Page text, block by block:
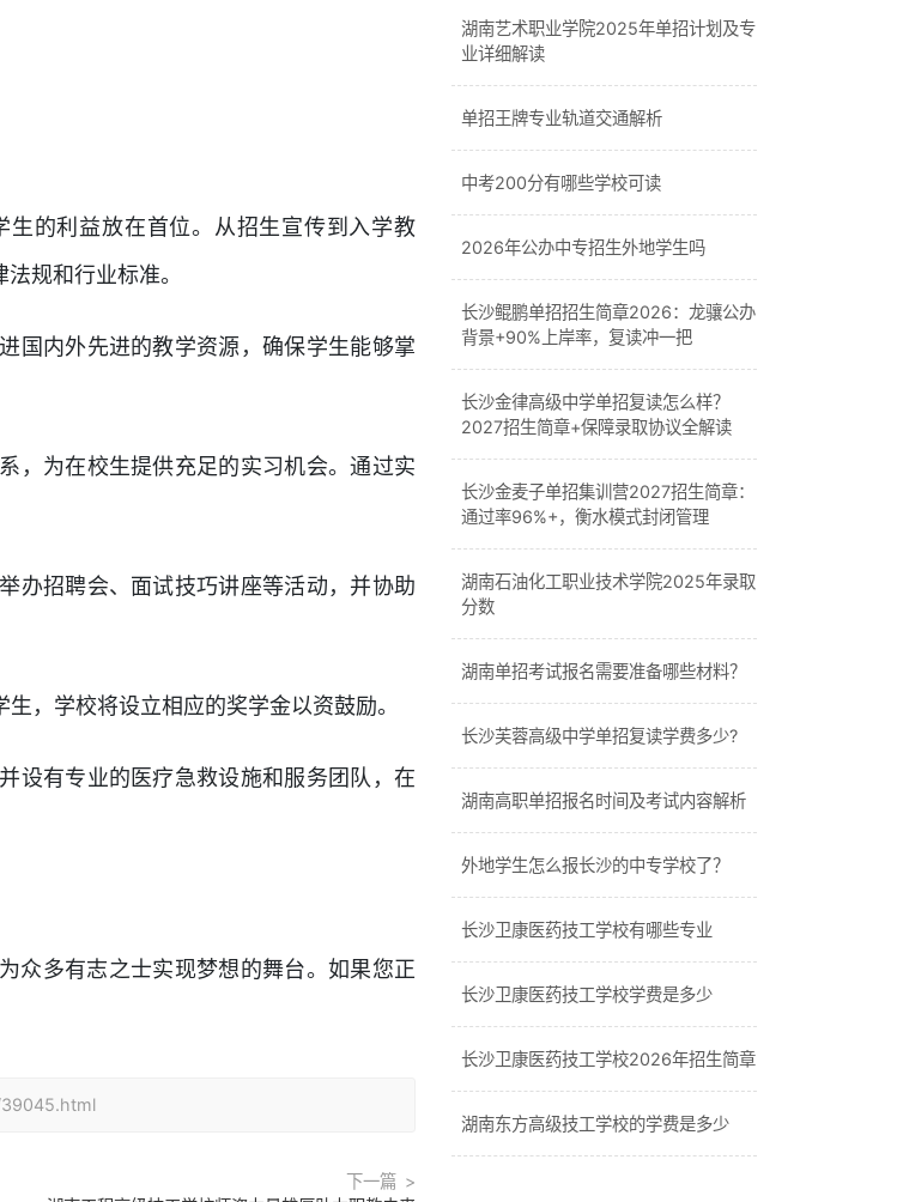
的利益放在首位。从招生宣传到入学教
规和行业标准。
国内外先进的教学资源，确保学生能够掌
，为在校生提供充足的实习机会。通过实
办招聘会、面试技巧讲座等活动，并协助
，学校将设立相应的奖学金以资鼓励。
设有专业的医疗急救设施和服务团队，在
众多有志之士实现梦想的舞台。如果您正
39045.html
下一篇
湖南艺术职业学院2025年单招计划及专
业详细解读
单招王牌专业轨道交通解析
中考200分有哪些学校可读
2026年公办中专招生外地学生吗
长沙鲲鹏单招招生简章2026：龙骧公办
背景+90%上岸率，复读冲一把
长沙金律高级中学单招复读怎么样？
2027招生简章+保障录取协议全解读
长沙金麦子单招集训营2027招生简章：
通过率96%+，衡水模式封闭管理
湖南石油化工职业技术学院2025年录取
分数
湖南单招考试报名需要准备哪些材料？
长沙芙蓉高级中学单招复读学费多少?
湖南高职单招报名时间及考试内容解析
外地学生怎么报长沙的中专学校了？
长沙卫康医药技工学校有哪些专业
长沙卫康医药技工学校学费是多少
长沙卫康医药技工学校2026年招生简章
湖南东方高级技工学校的学费是多少